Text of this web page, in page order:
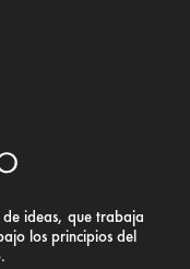
ideas, que trabaja
los principios del